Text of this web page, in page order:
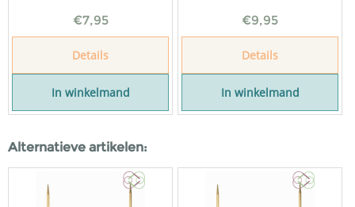
€7,95
Details
In winkelmand
€9,95
Details
In winkelmand
Alternatieve artikelen: